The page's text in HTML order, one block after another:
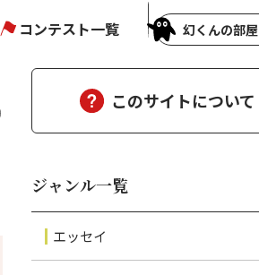
コンテスト一覧 幻くんの部屋
このサイトについて
ジャンル一覧
エッセイ